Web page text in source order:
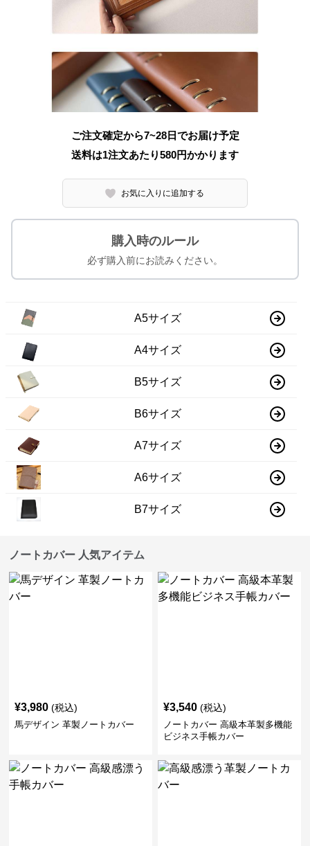
ご注文確定から7~28日でお届け予定
送料は1注文あたり580円かかります
お気に入りに追加する
購入時のルール
必ず購入前にお読みください。
A5サイズ
A4サイズ
B5サイズ
B6サイズ
A7サイズ
A6サイズ
B7サイズ
ノートカバー 人気アイテム
¥3,980 (税込)
馬デザイン 革製ノートカバー
¥3,540 (税込)
ノートカバー 高級本革製多機能
ビジネス手帳カバー